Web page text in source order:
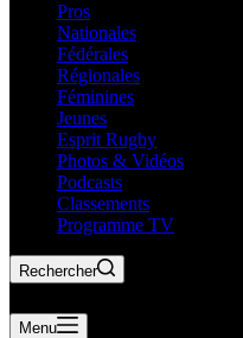
Pros
Nationales
Fédérales
Régionales
Féminines
Jeunes
Esprit Rugby
Photos & Vidéos
Podcasts
Classements
Programme TV
Rechercher
Menu